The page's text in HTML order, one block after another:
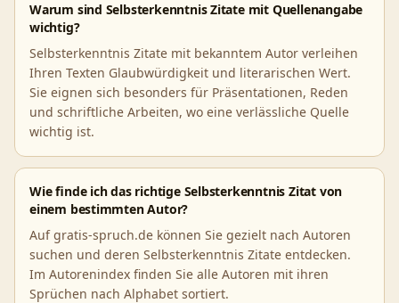
Warum sind Selbsterkenntnis Zitate mit Quellenangabe
wichtig?
Selbsterkenntnis Zitate mit bekanntem Autor verleihen
Ihren Texten Glaubwürdigkeit und literarischen Wert.
Sie eignen sich besonders für Präsentationen, Reden
und schriftliche Arbeiten, wo eine verlässliche Quelle
wichtig ist.
Wie finde ich das richtige Selbsterkenntnis Zitat von
einem bestimmten Autor?
Auf gratis-spruch.de können Sie gezielt nach Autoren
suchen und deren Selbsterkenntnis Zitate entdecken.
Im Autorenindex finden Sie alle Autoren mit ihren
Sprüchen nach Alphabet sortiert.